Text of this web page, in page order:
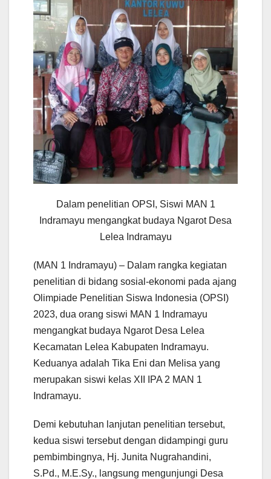
Dalam penelitian OPSI, Siswi MAN 1
Indramayu mengangkat budaya Ngarot Desa
Lelea Indramayu
(MAN 1 Indramayu) – Dalam rangka kegiatan
penelitian di bidang sosial-ekonomi pada ajang
Olimpiade Penelitian Siswa Indonesia (OPSI)
2023, dua orang siswi MAN 1 Indramayu
mengangkat budaya Ngarot Desa Lelea
Kecamatan Lelea Kabupaten Indramayu.
Keduanya adalah Tika Eni dan Melisa yang
merupakan siswi kelas XII IPA 2 MAN 1
Indramayu.
Demi kebutuhan lanjutan penelitian tersebut,
kedua siswi tersebut dengan didampingi guru
pembimbingnya, Hj. Junita Nugrahandini,
S.Pd., M.E.Sy., langsung mengunjungi Desa